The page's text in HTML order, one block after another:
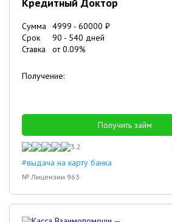
Сумма 4999 - 60000 ₽
Срок
90 - 540 дней
Ставка
от0.09%
Получение:
Получить займ
3.2
#выдача на карту банка
№ Лицензии 963